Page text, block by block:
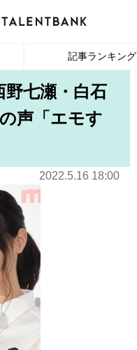
記事ランキング
野七瀬・白石
声「エモす
2022.5.16 18:00